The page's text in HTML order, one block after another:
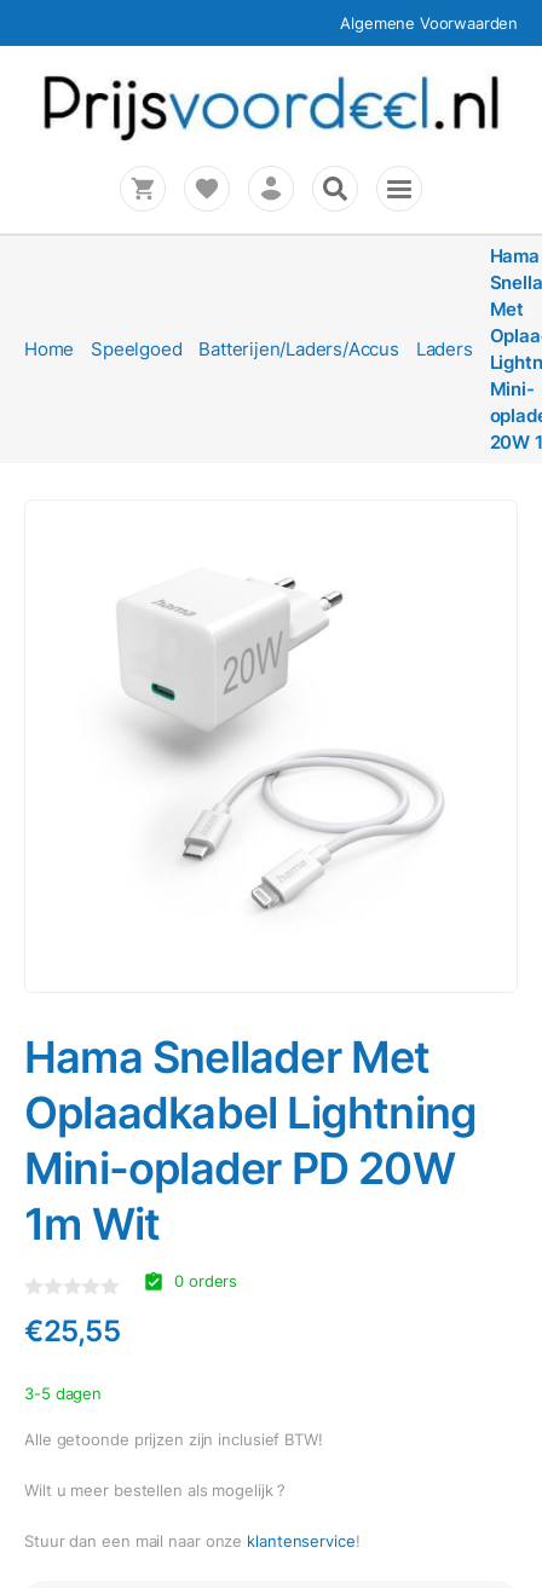
Algemene Voorwaarden
Home Speelgoed Batterijen/Laders/Accus Laders
Hama
Met
Mini-
20W
Hama Snellader Met
Oplaadkabel Lightning
Mini-oplader PD 20W
1m Wit
0
uit
0 orders
€25,55
3-5 dagen
Alle getoonde prijzen zijn inclusief BTW!
Wilt u meer bestellen als mogelijk ?
Stuur dan een mail naar onze klantenservice!